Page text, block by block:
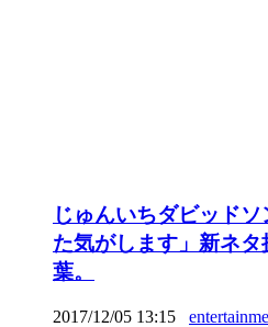
じゅんいちダビッド
た気がします」新ネ
葉。
2017/12/05 13:15